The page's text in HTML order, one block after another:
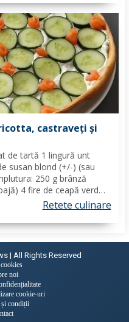
castraveți și
de tartă 1 lingură unt
susan blond (+/-) (sau
250 g brânză
4 fire de ceapă verde
80 gr somon
susan...
Retete culinare
| All Rights Reserved
noi
cookie-uri
și condiții